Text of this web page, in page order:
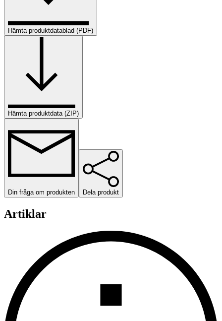
Hämta produktdatablad (PDF)
Hämta produktdata (ZIP)
Din fråga om produkten Dela produkt
Artiklar